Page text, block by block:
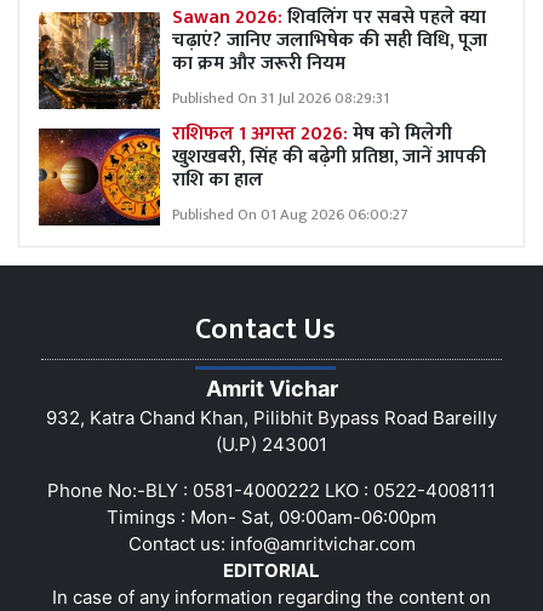
Sawan 2026:शिवलिंग पर सबसे पहले क्या
चढ़ाएं? जानिए जलाभिषेक की सही विधि, पूजा
का क्रम और जरूरी नियम
Published On 31 Jul 2026 08:29:31
राशिफल 1 अगस्त 2026:मेष को मिलेगी
खुशखबरी, सिंह की बढ़ेगी प्रतिष्ठा, जानें आपकी
राशि का हाल
Published On 01 Aug 2026 06:00:27
Contact Us
Amrit Vichar
932, Katra Chand Khan, Pilibhit Bypass Road Bareilly
(U.P) 243001
Phone No:-BLY : 0581-4000222 LKO : 0522-4008111
Timings : Mon- Sat, 09:00am-06:00pm
Contact us: info@amritvichar.com
EDITORIAL
In case of any information regarding the content on